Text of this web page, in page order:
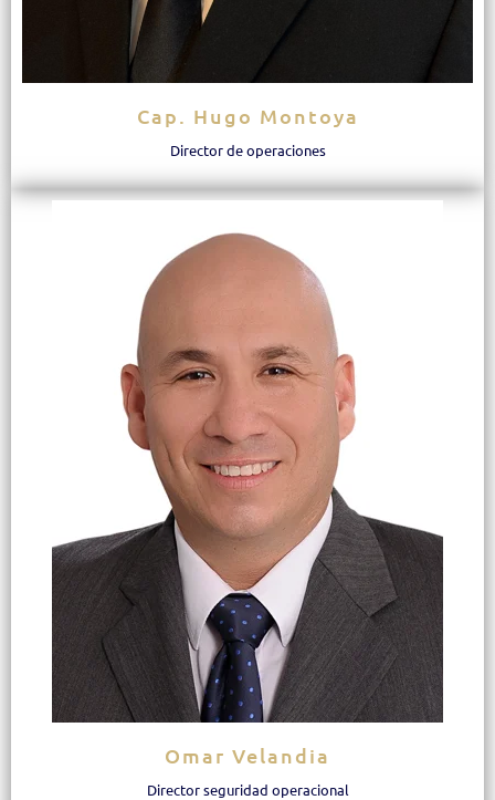
Cap. Hugo Montoya
Director de operaciones
Omar Velandia
Director seguridad operacional